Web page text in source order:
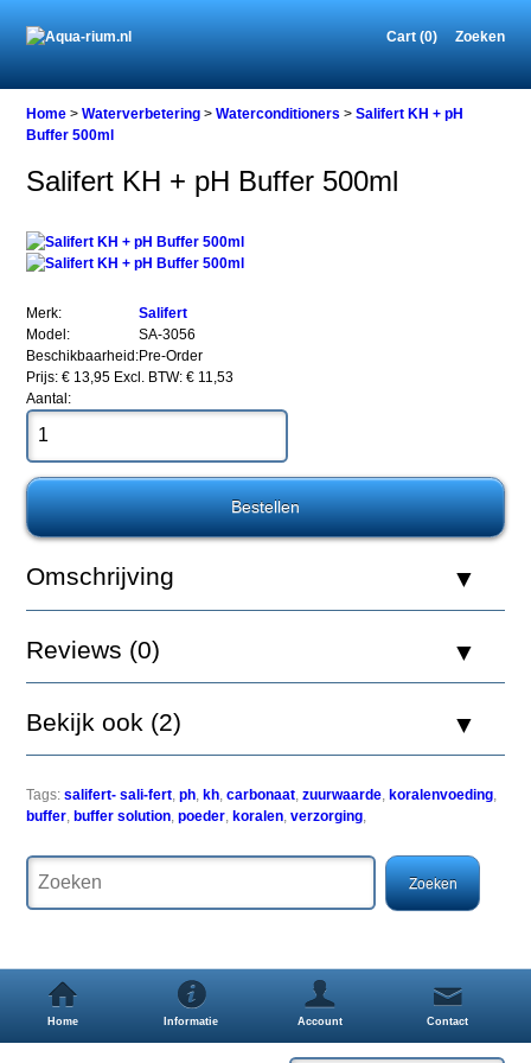
Cart (0) Zoeken
Home
Waterverbetering
Salifert
KH
Buffer
500ml
Salifert
KH
+
Buffer
+
pH
is
een
poeder
alkaliteit
verhoogt
Home >Waterverbetering >Waterconditioners >Salifert KH + pH
Buffer 500ml
Salifert KH + pH Buffer 500ml
Merk:
Salifert
Model:
SA-3056
Beschikbaarheid:Pre-Order
Prijs: € 13,95 Excl. BTW: € 11,53
Aantal:
Omschrijving
Reviews (0)
Bekijk ook (2)
Tags: salifert- sali-fert,ph, kh,carbonaat,zuurwaarde, koralenvoeding,
buffer, buffer solution,poeder, koralen,verzorging,
Home Informatie Account Contact